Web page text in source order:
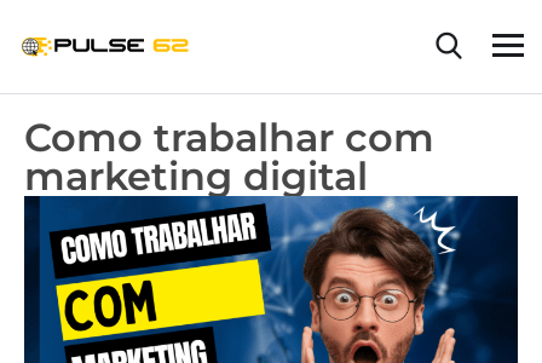
Como trabalhar com
marketing digital